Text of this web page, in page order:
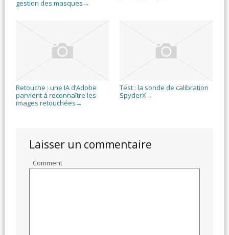
gestion des masques →
Retouche : une IA d’Adobe
parvient à reconnaître les
images retouchées →
Test : la sonde de calibration
SpyderX→
Laisser un commentaire
Comment